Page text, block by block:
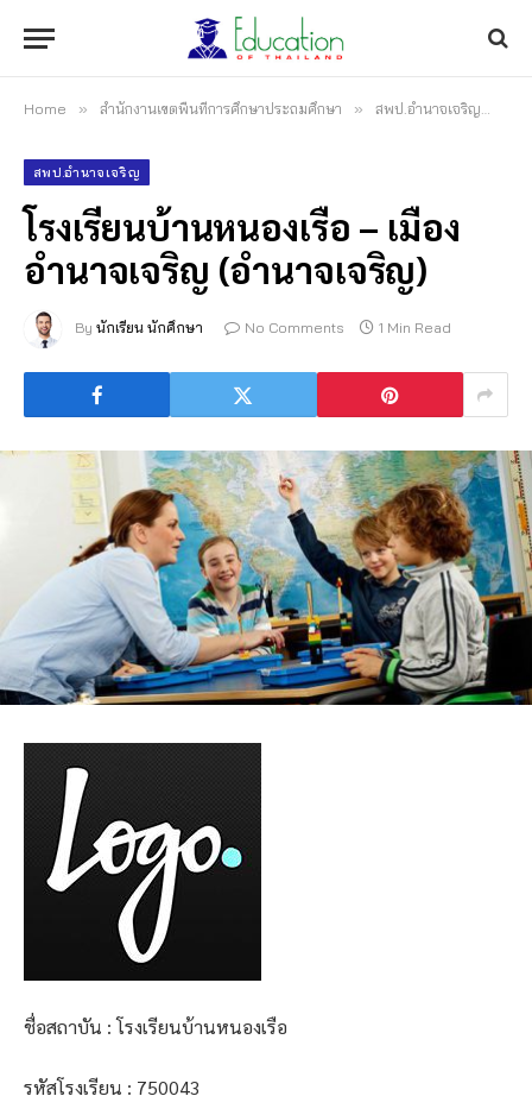
Home » สำนักงานเขตพื้นที่การศึกษาประถมศึกษา » สพป.อำนาจเจริญ
สพป.อำนาจเจริญ
โรงเรียนบ้านหนองเรือ – เมือง
อำนาจเจริญ (อำนาจเจริญ)
By นักเรียน นักศึกษา No Comments 1 Min Read
ชื่อสถาบัน : โรงเรียนบ้านหนองเรือ
รหัสโรงเรียน : 750043